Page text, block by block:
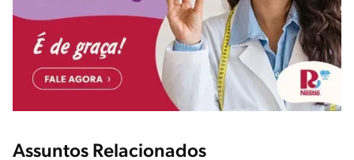
Assuntos Relacionados